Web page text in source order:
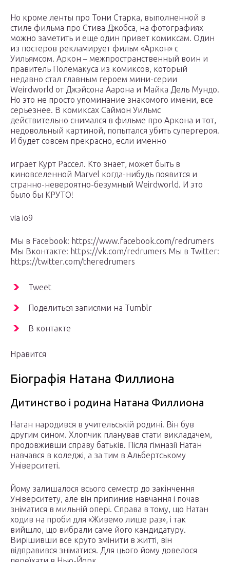
Но кроме ленты про Тони Старка, выполненной в
стиле фильма про Стива Джобса, на фотографиях
можно заметить и еще один привет комиксам. Один
из постеров рекламирует фильм «Аркон» с
Уильямсом. Аркон – межпространственный воин и
правитель Полемакуса из комиксов, который
недавно стал главным героем мини-серии
Weirdworld от Джэйсона Аарона и Майка Дель Мундо.
Но это не просто упоминание знакомого имени, все
серьезнее. В комиксах Саймон Уильмс
действительно снимался в фильме про Аркона и тот,
недовольный картиной, попытался убить супергероя.
И будет совсем прекрасно, если именно
играет Курт Рассел. Кто знает, может быть в
киновселенной Marvel когда-нибудь появится и
странно-невероятно-безумный Weirdworld. И это
было бы КРУТО!
via io9
Мы в Facebook: https://www.facebook.com/redrumers
Мы Вконтакте: https://vk.com/redrumers Мы в Twitter:
https://twitter.com/theredrumers
Tweet
Поделиться записями на Tumblr
В контакте
Нравится
Біографія Натана Филлиона
Дитинство і родина Натана Филлиона
Натан народився в учительській родині. Він був
другим сином. Хлопчик планував стати викладачем,
продовживши справу батьків. Після гімназії Натан
навчався в коледжі, а за тим в Альбертському
Університеті.
Йому залишалося всього семестр до закінчення
Університету, але він припинив навчання і почав
зніматися в мильній опері. Справа в тому, що Натан
ходив на проби для «Живемо лише раз», і так
вийшло, що вибрали саме його кандидатуру.
Вирішивши все круто змінити в житті, він
відправився зніматися. Для цього йому довелося